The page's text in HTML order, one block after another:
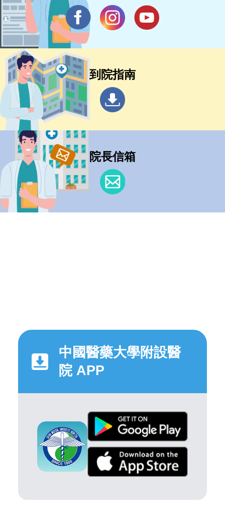
到院指南
院長信箱
中國醫藥大學附設醫
院 APP